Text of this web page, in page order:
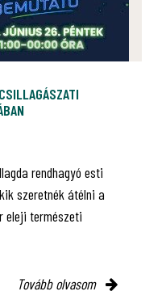
rendhagyó esti
szeretnék átélni a
eleji természeti
Tovább olvasom